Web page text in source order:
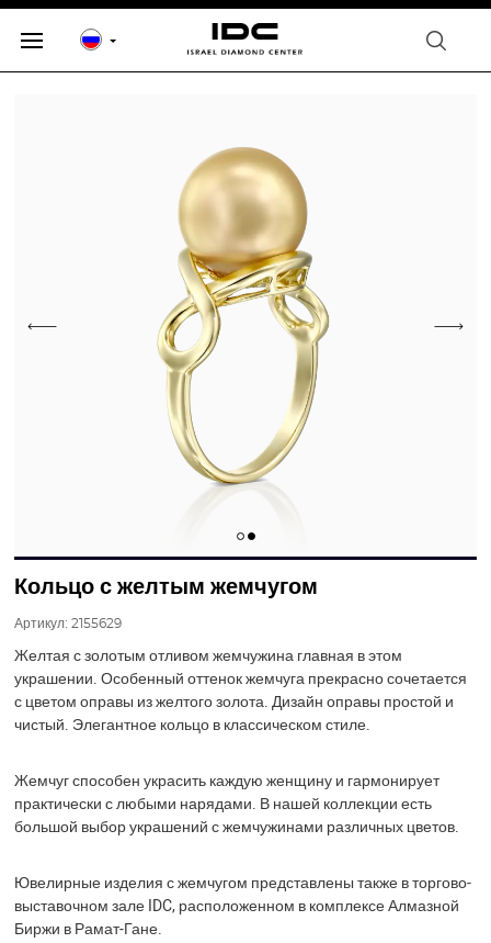
Кольцо с желтым жемчугом
Артикул:2155629
Желтая с золотым отливом жемчужина главная в этом
украшении. Особенный оттенок жемчуга прекрасно сочетается
с цветом оправы из желтого золота. Дизайн оправы простой и
чистый. Элегантное кольцо в классическом стиле.
Жемчуг способен украсить каждую женщину и гармонирует
практически с любыми нарядами. В нашей коллекции есть
большой выбор украшений с жемчужинами различных цветов.
Ювелирные изделия с жемчугом представлены также в торгово-
выставочном зале IDC, расположенном в комплексе Алмазной
Биржи в Рамат-Гане.